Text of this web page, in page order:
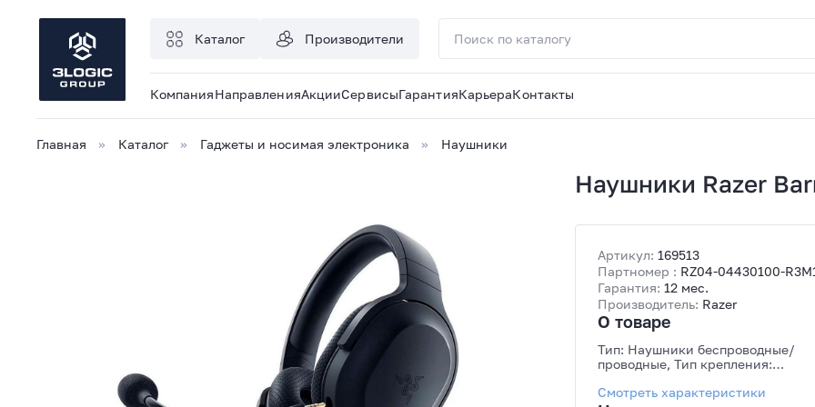
Каталог Производители
КомпанияНаправленияАкцииСервисыГарантияКарьераКонтакты
Главная Каталог Гаджеты и носимая электроника Наушники
Наушники Razer
Артикул: 169513
Партномер : RZ04-04430100-
Гарантия: 12 мес.
Производитель: Razer
О товаре
Тип: Наушники беспроводные/
проводные, Тип крепления:
3.5мм (3-конт.), Bluetooth, RF
Смотреть характеристики